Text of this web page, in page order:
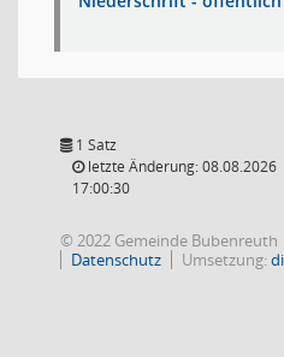
1 Satz
letzte Änderung: 08.08.2026
17:00:30
© 2022 Gemeinde Bubenreuth
Datenschutz
Umsetzung: